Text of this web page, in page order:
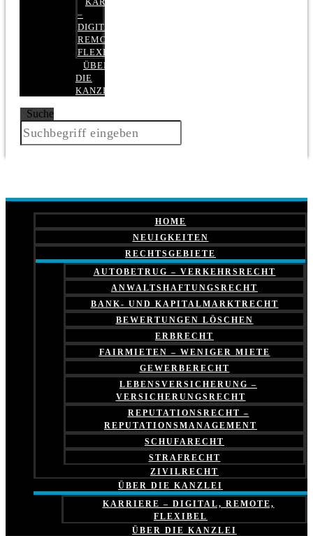
–
DIGITAL,
REMOTE,
FLEXIBEL
ÜBER
DIE
KANZLEI
Suche
HOME
NEUIGKEITEN
RECHTSGEBIETE
AUTOBETRUG – VERKEHRSRECHT
ANWALTSHAFTUNGSRECHT
BANK- UND KAPITALMARKTRECHT
BEWERTUNGEN LÖSCHEN
ERBRECHT
FAIRMIETEN – WENIGER MIETE
GEWERBERECHT
LEBENSVERSICHERUNG –
VERSICHERUNGSRECHT
REPUTATIONSRECHT –
REPUTATIONSMANAGEMENT
SCHUFARECHT
STRAFRECHT
ZIVILRECHT
ÜBER DIE KANZLEI
KARRIERE – DIGITAL, REMOTE,
FLEXIBEL
ÜBER DIE KANZLEI